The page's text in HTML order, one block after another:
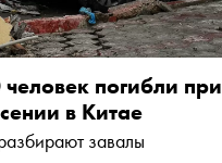
погибли при
в Китае
завалы